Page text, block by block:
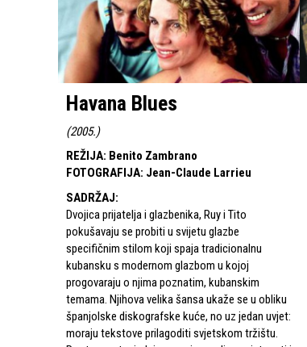
Havana Blues
(2005.)
REŽIJA: Benito Zambrano
FOTOGRAFIJA: Jean-Claude Larrieu
SADRŽAJ:
Dvojica prijatelja i glazbenika, Ruy i Tito
pokušavaju se probiti u svijetu glazbe
specifičnim stilom koji spaja tradicionalnu
kubansku s modernom glazbom u kojoj
progovaraju o njima poznatim, kubanskim
temama. Njihova velika šansa ukaže se u obliku
španjolske diskografske kuće, no uz jedan uvjet:
moraju tekstove prilagoditi svjetskom tržištu.